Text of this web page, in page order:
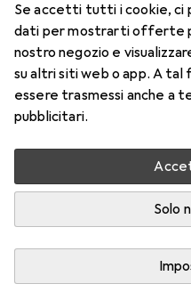
Se accetti tutti i cookie, ci
dati per mostrarti offerte
nostro negozio e
su altri siti web o app. A
essere trasmessi anche a
pubblicitari.
Solo
-7, Obiettivo mensile, 6 pz.,
Prezzo in EUR IVA incl.
Consegna tra lun, 17/8 e
Più di 10 pezzi in stock